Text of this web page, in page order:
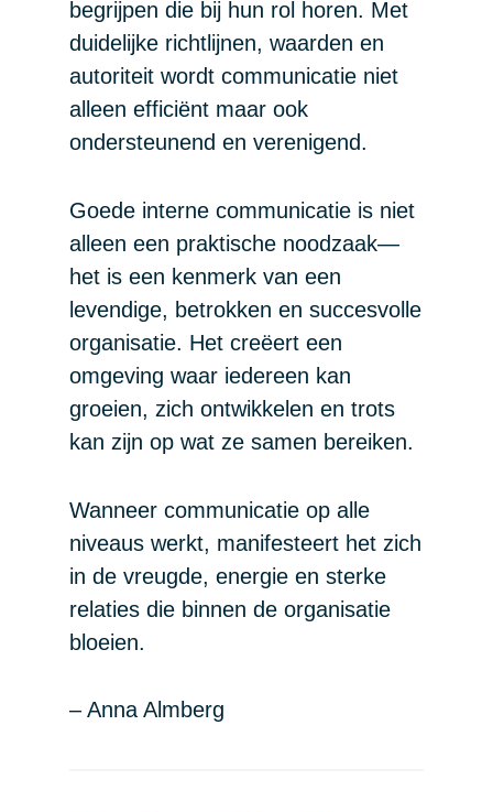
begrijpen die bij hun rol horen. Met
duidelijke richtlijnen, waarden en
autoriteit wordt communicatie niet
alleen efficiënt maar ook
ondersteunend en verenigend.
Goede interne communicatie is niet
alleen een praktische noodzaak—
het is een kenmerk van een
levendige, betrokken en succesvolle
organisatie. Het creëert een
omgeving waar iedereen kan
groeien, zich ontwikkelen en trots
kan zijn op wat ze samen bereiken.
Wanneer communicatie op alle
niveaus werkt, manifesteert het zich
in de vreugde, energie en sterke
relaties die binnen de organisatie
bloeien.
– Anna Almberg